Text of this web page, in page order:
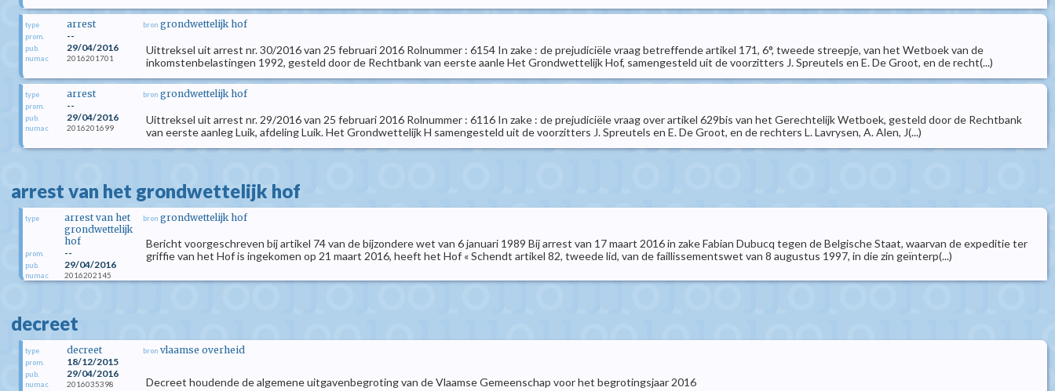
type arrest
prom. --
pub. 29/04/2016
numac 2016201701
bron grondwettelijk hof
Uittreksel uit arrest nr. 30/2016 van 25 februari 2016 Rolnummer : 6154 In zake : de prejudiciële vraag betreffende artikel 171, 6°, tweede streepje, van het Wetboek van de
inkomstenbelastingen 1992, gesteld door de Rechtbank van eerste aanle Het Grondwettelijk Hof, samengesteld uit de voorzitters J. Spreutels en E. De Groot, en de recht(...)
type arrest
prom. --
pub. 29/04/2016
numac 2016201699
bron grondwettelijk hof
Uittreksel uit arrest nr. 29/2016 van 25 februari 2016 Rolnummer : 6116 In zake : de prejudiciële vraag over artikel 629bis van het Gerechtelijk Wetboek, gesteld door de Rechtbank
van eerste aanleg Luik, afdeling Luik. Het Grondwettelijk H samengesteld uit de voorzitters J. Spreutels en E. De Groot, en de rechters L. Lavrysen, A. Alen, J(...)
arrest van het grondwettelijk hof
type
arrest van het
grondwettelijk
hof
prom. --
pub. 29/04/2016
numac 2016202145
bron grondwettelijk hof
Bericht voorgeschreven bij artikel 74 van de bijzondere wet van 6 januari 1989 Bij arrest van 17 maart 2016 in zake Fabian Dubucq tegen de Belgische Staat, waarvan de expeditie ter
griffie van het Hof is ingekomen op 21 maart 2016, heeft het Hof « Schendt artikel 82, tweede lid, van de faillissementswet van 8 augustus 1997, in die zin geïnterp(...)
decreet
type decreet
prom. 18/12/2015
pub. 29/04/2016
numac 2016035398
bron vlaamse overheid
Decreet houdende de algemene uitgavenbegroting van de Vlaamse Gemeenschap voor het begrotingsjaar 2016